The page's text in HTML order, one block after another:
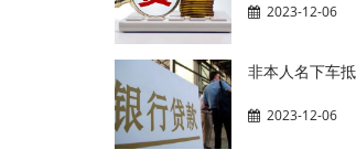
2023-12-06
非本人名下车
2023-12-06